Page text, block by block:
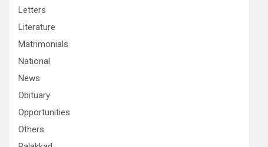
Letters
Literature
Matrimonials
National
News
Obituary
Opportunities
Others